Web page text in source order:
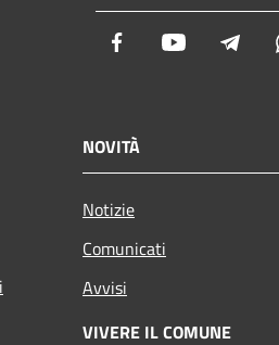
Facebook Youtube
NOVITÀ
Notizie
Comunicati
Avvisi
VIVERE IL COMUNE